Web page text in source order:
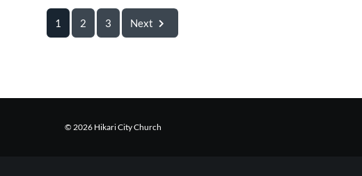
1 2 3 Next
© 2026 Hikari City Church